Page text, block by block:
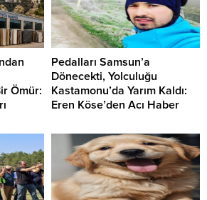
Ömür:
Pedalları Samsun’a
Dönecekti, Yolculuğu
Kastamonu’da Yarım Kaldı:
Eren Köse’den Acı Haber